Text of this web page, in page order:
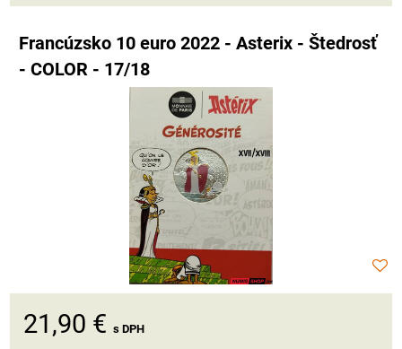
Francúzsko 10 euro 2022 - Asterix - Štedrosť
- COLOR - 17/18
21,90 € s DPH